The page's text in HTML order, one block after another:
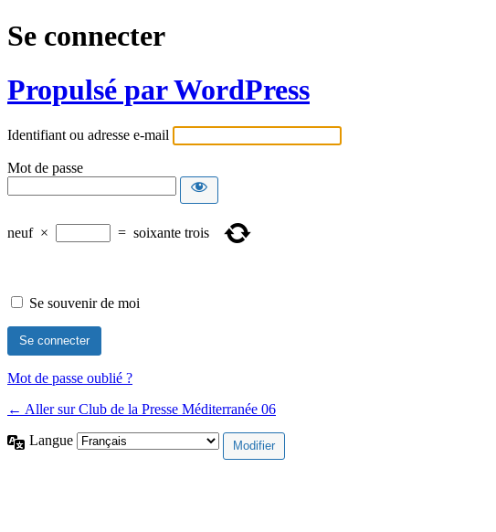
Se connecter
Propulsé par WordPress
Identifiant ou adresse e-mail
Mot de passe
neuf × = soixante trois
Se souvenir de moi
Mot de passe oublié ?
← Aller sur Club de la Presse Méditerranée 06
Langue